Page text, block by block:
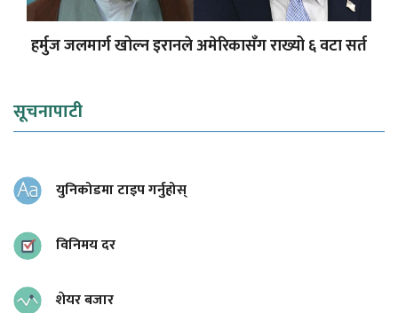
हर्मुज जलमार्ग खोल्न इरानले अमेरिकासँग राख्यो ६ वटा सर्त
सूचनापाटी
युनिकोडमा टाइप गर्नुहोस्
विनिमय दर
शेयर बजार